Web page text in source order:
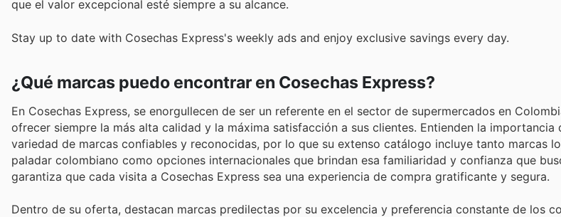
que el valor excepcional esté siempre a su alcance.
Stay up to date with Cosechas Express's weekly ads and enjoy exclusive savings every day.
¿Qué marcas puedo encontrar en Cosechas Express?
En Cosechas Express, se enorgullecen de ser un referente en el sector de supermercados en
ofrecer siempre la más alta calidad y la máxima satisfacción a sus clientes. Entienden la importancia
variedad de marcas confiables y reconocidas, por lo que su extenso catálogo incluye tanto marcas
paladar colombiano como opciones internacionales que brindan esa familiaridad y confianza que
garantiza que cada visita a Cosechas Express sea una experiencia de compra gratificante y segura.
Dentro de su oferta, destacan marcas predilectas por su excelencia y preferencia constante de los